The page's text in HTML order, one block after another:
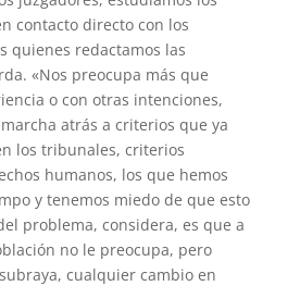
contacto directo con los
quienes redactamos las
«Nos preocupa más que
o con otras intenciones,
atrás a criterios que ya
los tribunales, criterios
humanos, los que hemos
y tenemos miedo de que esto
problema, considera, es que a
no le preocupa, pero
cualquier cambio en